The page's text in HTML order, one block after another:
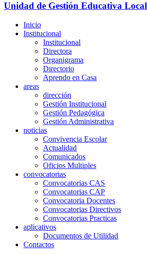
Unidad de Gestión Educativa Local
Inicio
Institucional
Institucional
Directora
Organigrama
Directorio
Aprendo en Casa
areas
dirección
Gestión Institucional
Gestión Pedagógica
Gestión Administrativa
noticias
Convivencia Escolar
Actualidad
Comunicados
Oficios Multiples
convocatorias
Convocatorias CAS
Convocatorias CAP
Convocatoria Docentes
Convocatorias Directivos
Convocatorias Practicas
aplicativos
Documentos de Utilidad
Contactos